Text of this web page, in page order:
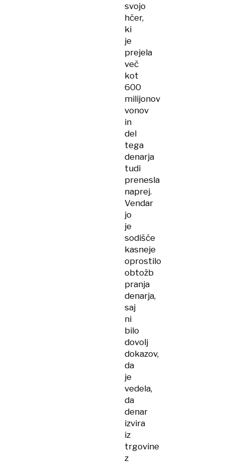
svojo
hčer,
ki
je
prejela
več
kot
600
milijonov
vonov
in
del
tega
denarja
tudi
prenesla
naprej.
Vendar
jo
je
sodišče
kasneje
oprostilo
obtožb
pranja
denarja,
saj
ni
bilo
dovolj
dokazov,
da
je
vedela,
da
denar
izvira
iz
trgovine
z